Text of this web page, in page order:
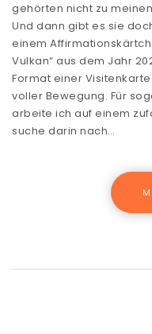
gehörten nicht zu
Und dann gibt es sie
einem
Vulkan“ aus dem Jahr
Format einer
voller Bewegung. Für
arbeite ich auf einem
suche darin nach…